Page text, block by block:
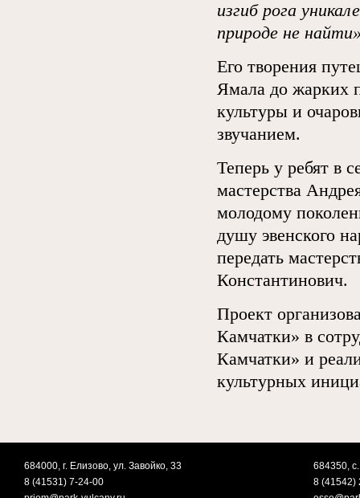
изгиб рога
природе не
Его творения
Ямала до жарких
культуры и
звучанием.
Теперь у ребят в
мастерства
молодому
душу эвенского
передать
Константинович.
Проект
Камчатки» в
Камчатки» и
культурных
684000, г. Елизово, ул. Завойко, 33
8 (41531) 7-24-00
684350,
8 (41542)